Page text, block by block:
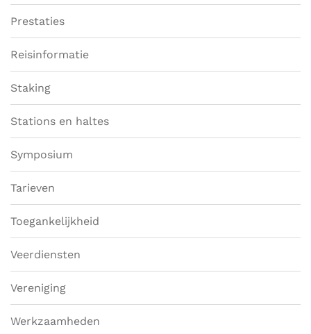
Prestaties
Reisinformatie
Staking
Stations en haltes
Symposium
Tarieven
Toegankelijkheid
Veerdiensten
Vereniging
Werkzaamheden